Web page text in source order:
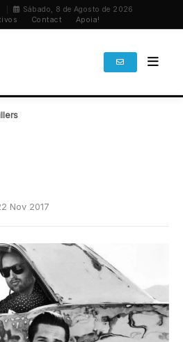
Sábado, 8 de Agosto de 2026
Contact Apoia!
Nov 2017